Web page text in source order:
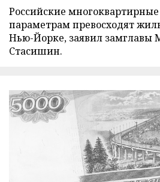
Российские
параметрам превосходят
Нью-Йорке, заявил замглавы
Стасишин.